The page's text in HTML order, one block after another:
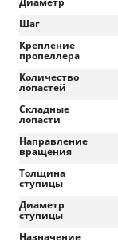
Шаг
Крепление
пропеллера
Количество
лопастей
Складные
лопасти
Направление
вращения
Толщина
ступицы
Диаметр
ступицы
Назначение